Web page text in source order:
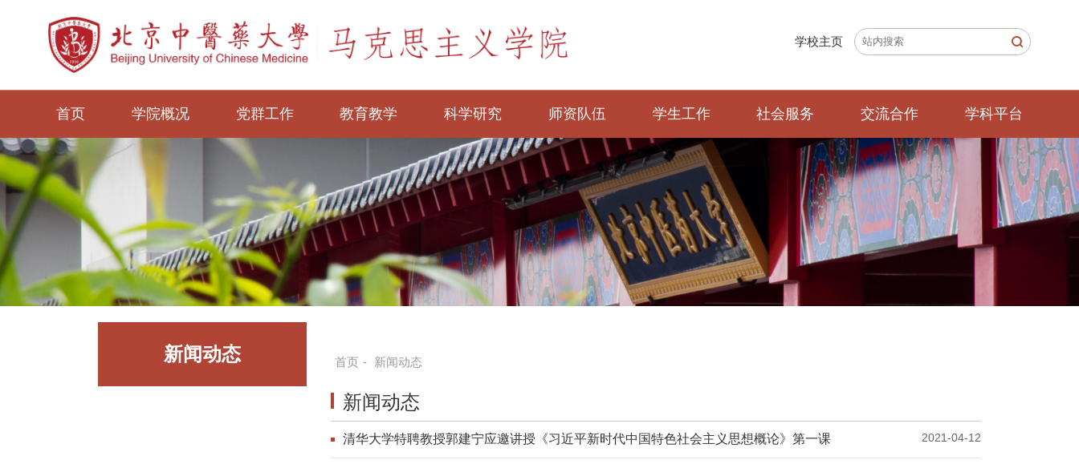
学校主页
首页 学院概况 党群工作 教育教学 科学研究 师资队伍 学生工作 社会服务 交流合作 学科平台
新闻动态 首页 - 新闻动态
新闻动态
清华大学特聘教授郭建宁应邀讲授《习近平新时代中国特色社会主义思想概论》第一课 2021-04-12